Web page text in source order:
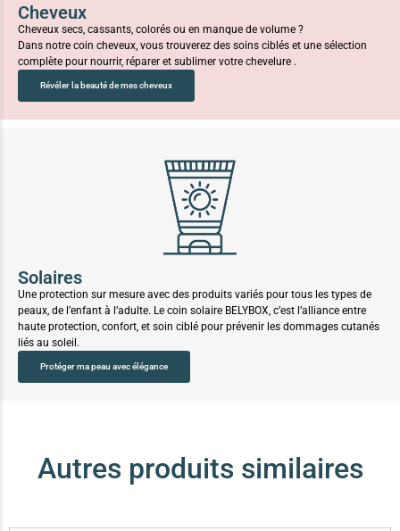
Cheveux
Cheveux secs, cassants, colorés ou en manque de volume ?
Dans notre coin cheveux, vous trouverez des soins ciblés et une sélection
complète pour nourrir, réparer et sublimer votre chevelure .
Révéler la beauté de mes cheveux
Solaires
Une protection sur mesure avec des produits variés pour tous les types de
peaux, de l’enfant à l’adulte. Le coin solaire BELYBOX, c’est l’alliance entre
haute protection, confort, et soin ciblé pour prévenir les dommages cutanés
liés au soleil.
Protéger ma peau avec élégance
Autres produits similaires